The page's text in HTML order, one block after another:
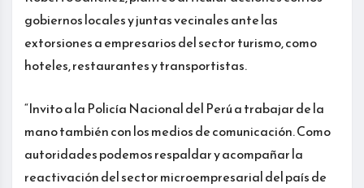
gobiernos locales y juntas vecinales ante las
extorsiones a empresarios del sector turismo, como
hoteles, restaurantes y transportistas.
“Invito a la Policía Nacional del Perú a trabajar de la
mano también con los medios de comunicación. Como
autoridades podemos respaldar y acompañar la
reactivación del sector microempresarial del país de